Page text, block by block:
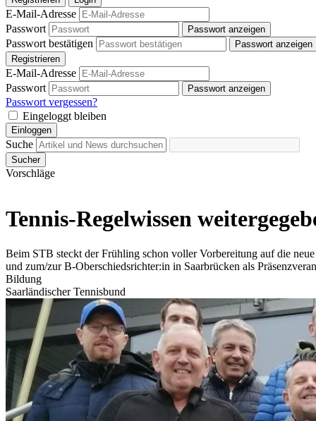
E-Mail-Adresse
Passwort
Passwort anzeigen
Passwort bestätigen
Passwort anzeigen
Registrieren
E-Mail-Adresse
Passwort
Passwort anzeigen
Passwort vergessen?
Eingeloggt bleiben
Einloggen
Suche
Sucher
Vorschläge
Tennis-Regelwissen
Beim STB steckt der Frühling schon voller Vorbereitung auf die
und zum/zur B-Oberschiedsrichter:in in Saarbrücken als
Bildung
Saarländischer Tennisbund